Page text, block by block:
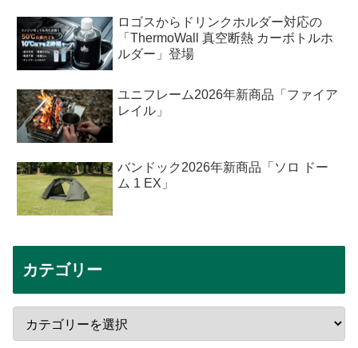
ロゴスからドリンクホルダー対応の
「ThermoWall 真空断熱 カーボトルホ
ルダー」登場
ユニフレーム2026年新商品「ファイア
レイル」
バンドック2026年新商品「ソロ ドー
ム 1 EX」
カテゴリー